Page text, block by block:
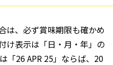
は、必ず賞味期限も確かめ
け表示は「日・月・年」の
「26 APR 25」ならば、20